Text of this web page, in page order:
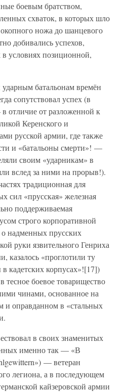
боевым братством,
схваток, в которых шло
ножа до шанцевого
добивались успехов,
условиях позиционной,
батальонам времён
сопутствовал успех (в
отличие от разложенной к
Керенского и
русской армии, где также
и «батальоны смерти»! —
своим «ударникам» в
вслед за ними на прорыв!).
традиционная для
сил «прусская» железная
поддерживаемая
строго корпоративной
надменных прусских
руки язвительного Генриха
казалось «проглотили ту
кадетских корпусах»![17])
тесное боевое товарищество
чинами, основанное на
и оправданном в «стальных
в своих знаменитых
именно так — «В
— ветеран
легиона, а в последующем
кайзеровской армии